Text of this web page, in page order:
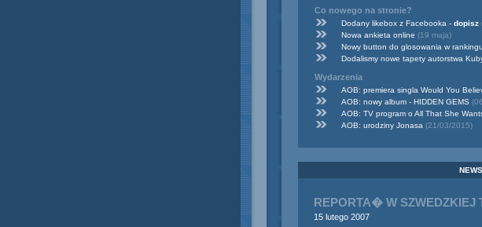
Co nowego na stronie?
Dodany likebox z Facebooka - dopisz
Nowa ankieta online (19 maja)
Nowy button do glosowania w
Dodalismy nowe tapety autorstwa
Wydarzenia
AOB: premiera singla Would You
AOB: nowy album - HIDDEN GEMS
AOB: TV program o All That She
AOB: urodziny Jonasa (21/03/2015)
NEWS
REPORTA� W SZWEDZKIEJ
15 lutego 2007